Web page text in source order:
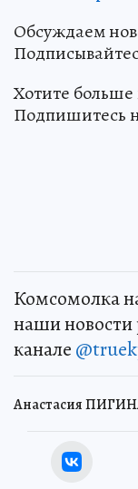
Обсуждаем
Хотите
Подпишитесь
Комсомолка
наши новости
канале
Анастасия